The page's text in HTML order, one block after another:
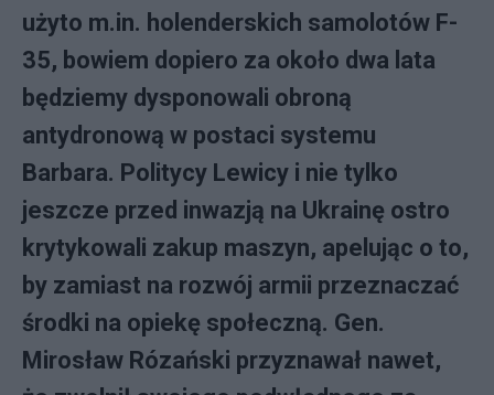
użyto m.in. holenderskich samolotów F-
35, bowiem dopiero za około dwa lata
będziemy dysponowali obroną
antydronową w postaci systemu
Barbara. Politycy Lewicy i nie tylko
jeszcze przed inwazją na Ukrainę ostro
krytykowali zakup maszyn, apelując o to,
by zamiast na rozwój armii przeznaczać
środki na opiekę społeczną. Gen.
Mirosław Rózański przyznawał nawet,